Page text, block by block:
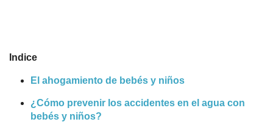
Indice
El ahogamiento de bebés y niños
¿Cómo prevenir los accidentes en el agua con
bebés y niños?